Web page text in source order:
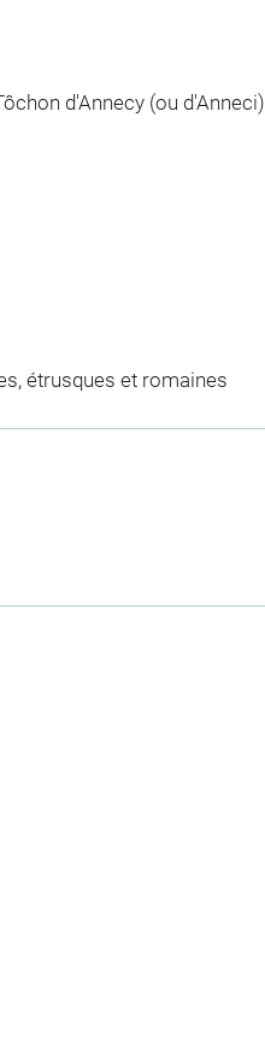
d'Annecy (ou d'Anneci)
étrusques et romaines